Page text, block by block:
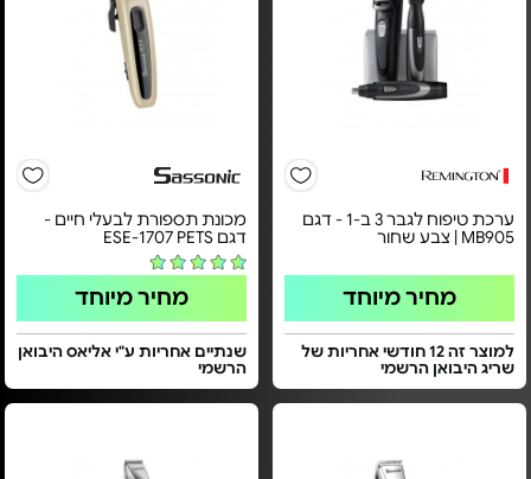
ערכת טיפוח לגבר 3 ב-1 - דגם
MB905 | צבע שחור
מחיר מיוחד
למוצר זה 12 חודשי אחריות של
שריג היבואן הרשמי
מכונת תספורת לבעלי חיים -
דגם ESE-1707 PETS
מחיר מיוחד
שנתיים אחריות ע"י אליאס היבואן
הרשמי